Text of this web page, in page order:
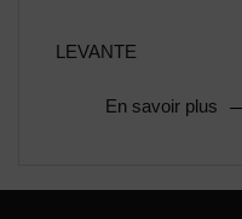
LEVANTE
En savoir plus